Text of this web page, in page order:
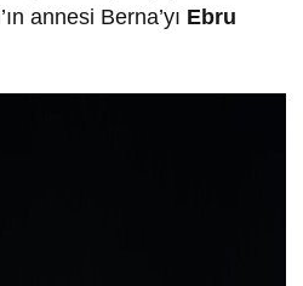
annesi Berna’yı Ebru